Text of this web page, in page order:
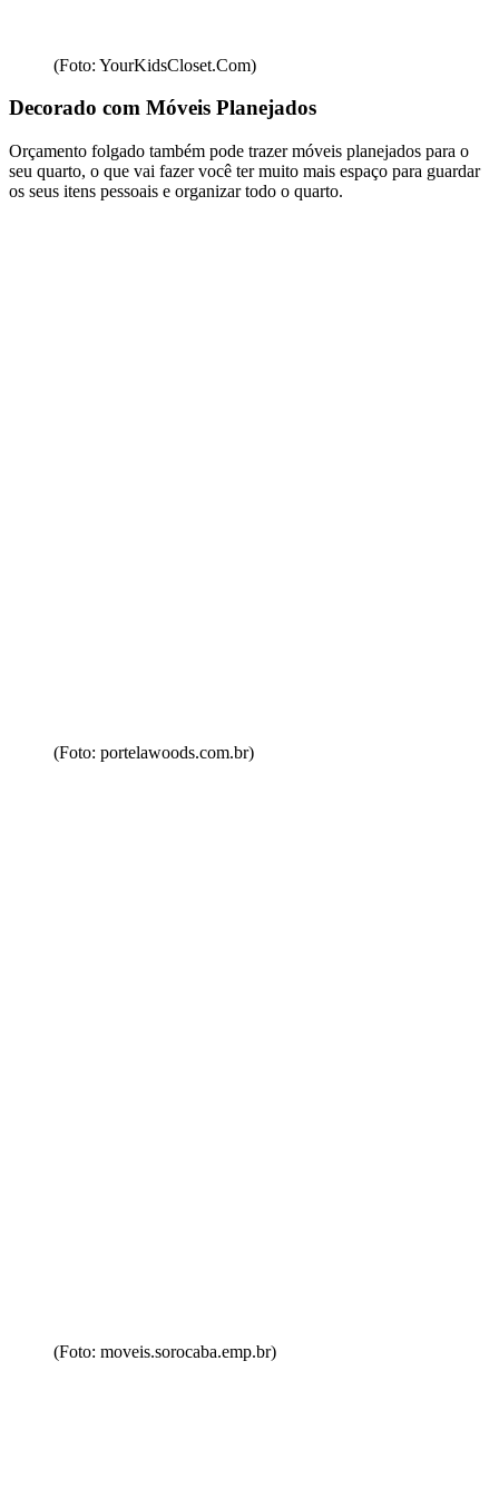
(Foto: YourKidsCloset.Com)
Decorado com Móveis Planejados
Orçamento folgado também pode trazer móveis planejados para o
seu quarto, o que vai fazer você ter muito mais espaço para guardar
os seus itens pessoais e organizar todo o quarto.
(Foto: portelawoods.com.br)
(Foto: moveis.sorocaba.emp.br)